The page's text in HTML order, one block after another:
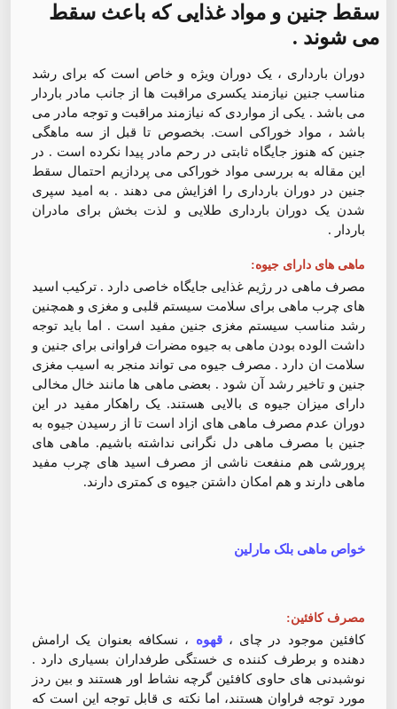
سقط جنین و مواد غذایی که باعث سقط
می شوند .
دوران بارداری ، یک دوران ویژه و خاص است که برای رشد
مناسب جنین نیازمند یکسری مراقبت ها از جانب مادر باردار
می باشد . یکی از مواردی که نیازمند مراقبت و توجه مادر می
باشد ، مواد خوراکی است. بخصوص تا قبل از سه ماهگی
جنین که هنوز جایگاه ثابتی در رحم مادر پیدا نکرده است . در
این مقاله به بررسی مواد خوراکی می پردازیم احتمال سقط
جنین در دوران بارداری را افزایش می دهند . به امید سپری
شدن یک دوران بارداری طلایی و لذت بخش برای مادران
باردار .
ماهی های دارای جیوه:
مصرف ماهی در رژیم غذایی جایگاه خاصی دارد . ترکیب اسید
های چرب ماهی برای سلامت سیستم قلبی و مغزی و همچنین
رشد مناسب سیستم مغزی جنین مفید است . اما باید توجه
داشت الوده بودن ماهی به جیوه مضرات فراوانی برای جنین و
سلامت ان دارد . مصرف جیوه می تواند منجر به اسیب مغزی
جنین و تاخیر رشد آن شود . بعضی ماهی ها مانند خال مخالی
دارای میزان جیوه ی بالایی هستند. یک راهکار مفید در این
دوران عدم مصرف ماهی های ازاد است تا از رسیدن جیوه به
جنین با مصرف ماهی دل نگرانی نداشته باشیم. ماهی های
پرورشی هم منفعت ناشی از مصرف اسید های چرب مفید
ماهی دارند و هم امکان داشتن جیوه ی کمتری دارند.
خواص ماهی بلک مارلین
مصرف کافئین:
کافئین موجود در چای ، قهوه ، نسکافه بعنوان یک ارامش
دهنده و برطرف کننده ی خستگی طرفداران بسیاری دارد .
نوشبدنی های حاوی کافئین گرچه نشاط اور هستند و بین ردز
مورد توجه فراوان هستند، اما نکته ی قابل توجه این است که